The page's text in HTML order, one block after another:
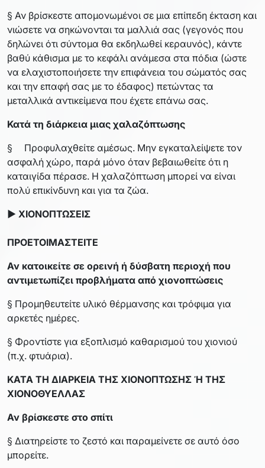
§ Αν βρίσκεστε απομονωμένοι σε μια επίπεδη έκταση και
νιώσετε να σηκώνονται τα μαλλιά σας (γεγονός που
δηλώνει ότι σύντομα θα εκδηλωθεί κεραυνός), κάντε
βαθύ κάθισμα με το κεφάλι ανάμεσα στα πόδια (ώστε
να ελαχιστοποιήσετε την επιφάνεια του σώματός σας
και την επαφή σας με το έδαφος) πετώντας τα
μεταλλικά αντικείμενα που έχετε επάνω σας.
Κατά τη διάρκεια μιας χαλαζόπτωσης
§ Προφυλαχθείτε αμέσως. Μην εγκαταλείψετε τον
ασφαλή χώρο, παρά μόνο όταν βεβαιωθείτε ότι η
καταιγίδα πέρασε. Η χαλαζόπτωση μπορεί να είναι
πολύ επικίνδυνη και για τα ζώα.
► ΧΙΟΝΟΠΤΩΣΕΙΣ
ΠΡΟΕΤΟΙΜΑΣΤΕΙΤΕ
Αν κατοικείτε σε ορεινή ή δύσβατη περιοχή που
αντιμετωπίζει προβλήματα από χιονοπτώσεις
§ Προμηθευτείτε υλικό θέρμανσης και τρόφιμα για
αρκετές ημέρες.
§ Φροντίστε για εξοπλισμό καθαρισμού του χιονιού
(π.χ. φτυάρια).
ΚΑΤΑ ΤΗ ΔΙΑΡΚΕΙΑ ΤΗΣ ΧΙΟΝΟΠΤΩΣΗΣ Ή ΤΗΣ
ΧΙΟΝΟΘΥΕΛΛΑΣ
Αν βρίσκεστε στο σπίτι
§ Διατηρείστε το ζεστό και παραμείνετε σε αυτό όσο
μπορείτε.